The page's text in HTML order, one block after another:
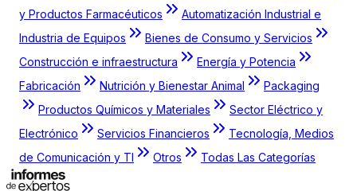
y Productos Farmacéuticos
Automatización Industrial e
Industria de Equipos
Bienes de Consumo y Servicios
Construcción e infraestructura
Energía y Potencia
Fabricación
Nutrición y Bienestar Animal
Packaging
Productos Químicos y Materiales
Sector Eléctrico y
Electrónico
Servicios Financieros
Tecnología, Medios
de Comunicación y TI
Otros Todas Las Categorías